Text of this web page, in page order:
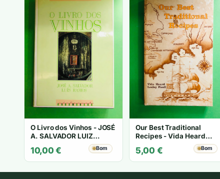
O Livro dos Vinhos - JOSÉ
A. SALVADOR LUIZ
10,00€ Bom
Our Best Traditional
Recipes - Vida Heard
5,00 € Bom